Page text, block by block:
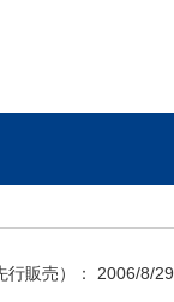
行販売）： 2006/8/29